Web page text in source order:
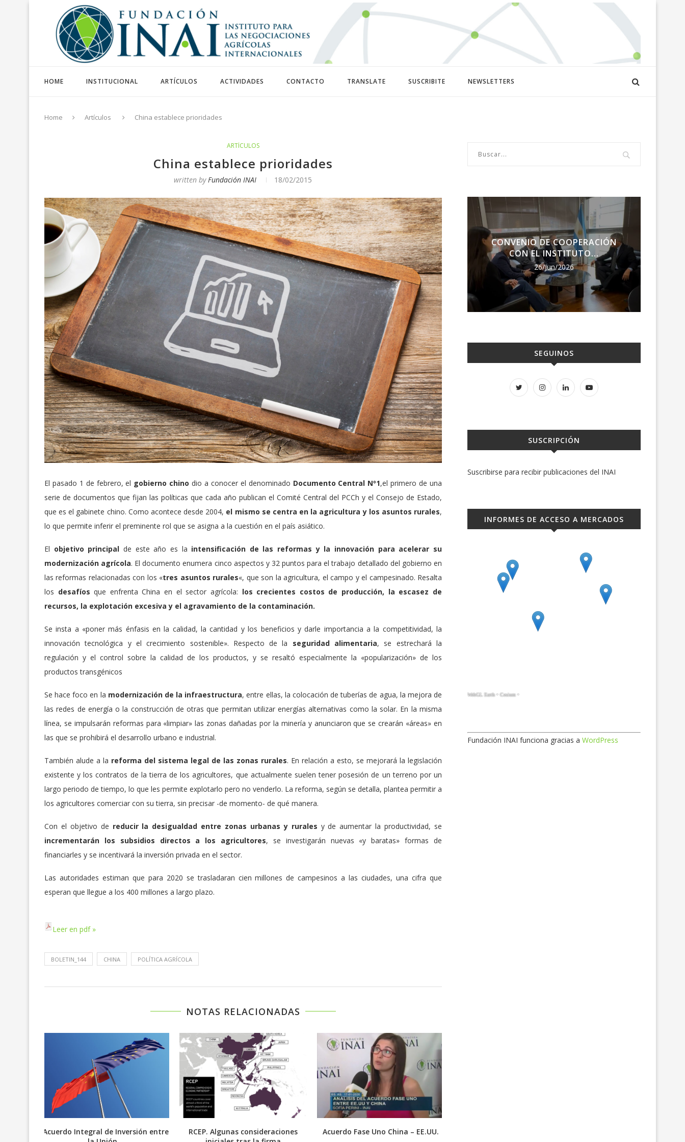
HOME INSTITUCIONAL ARTÍCULOS ACTIVIDADES CONTACTO TRANSLATE SUSCRIBITE NEWSLETTERS
Home Artículos China establece prioridades
ARTÍCULOS
China establece prioridades
written by Fundación INAI 18/02/2015
El pasado 1 de febrero, el gobierno chino dio a conocer el denominado Documento Central Nº1,el primero de una
serie de documentos que fijan las políticas que cada año publican el Comité Central del PCCh y el Consejo de Estado,
que es el gabinete chino. Como acontece desde 2004, el mismo se centra en la agricultura y los asuntos rurales,
lo que permite inferir el preminente rol que se asigna a la cuestión en el país asiático.
El objetivo principal de este año es la intensificación de las reformas y la innovación para acelerar su
modernización agrícola. El documento enumera cinco aspectos y 32 puntos para el trabajo detallado del gobierno en
las reformas relacionadas con los «tres asuntos rurales«, que son la agricultura, el campo y el campesinado. Resalta
los desafíos que enfrenta China en el sector agrícola: los crecientes costos de producción, la escasez de
recursos, la explotación excesiva y el agravamiento de la contaminación.
Se insta a «poner más énfasis en la calidad, la cantidad y los beneficios y darle importancia a la competitividad, la
innovación tecnológica y el crecimiento sostenible». Respecto de la seguridad alimentaria, se estrechará la
regulación y el control sobre la calidad de los productos, y se resaltó especialmente la «popularización» de los
productos transgénicos
Se hace foco en la modernización de la infraestructura, entre ellas, la colocación de tuberías de agua, la mejora de
las redes de energía o la construcción de otras que permitan utilizar energías alternativas como la solar. En la misma
línea, se impulsarán reformas para «limpiar» las zonas dañadas por la minería y anunciaron que se crearán «áreas» en
las que se prohibirá el desarrollo urbano e industrial.
También alude a la reforma del sistema legal de las zonas rurales. En relación a esto, se mejorará la legislación
existente y los contratos de la tierra de los agricultores, que actualmente suelen tener posesión de un terreno por un
largo periodo de tiempo, lo que les permite explotarlo pero no venderlo. La reforma, según se detalla, plantea permitir a
los agricultores comerciar con su tierra, sin precisar -de momento- de qué manera.
Con el objetivo de reducir la desigualdad entre zonas urbanas y rurales y de aumentar la productividad, se
incrementarán los subsidios directos a los agricultores, se investigarán nuevas «y baratas» formas de
financiarles y se incentivará la inversión privada en el sector.
Las autoridades estiman que para 2020 se trasladaran cien millones de campesinos a las ciudades, una cifra que
esperan que llegue a los 400 millones a largo plazo.
Leer en pdf »
BOLETIN_144 CHINA POLÍTICA AGRÍCOLA
NOTAS RELACIONADAS
Acuerdo Integral de Inversión entre
RCEP. Algunas consideraciones
Acuerdo Fase Uno China – EE.UU.
MAXIMILIANO MORENO: EL
REACOMODAMIENTO GLOBAL
Y...
10/Jun/2026
ARGENTINA INICIÓ LA
APLICACIÓN PROVISORIA DEL...
29/Jul/2026
CONVENIO DE COOPERACIÓN
CON EL INSTITUTO...
26/Jun/2026
SEGUINOS
SUSCRIPCIÓN
Suscribirse para recibir publicaciones del INAI
INFORMES DE ACCESO A MERCADOS
Fundación INAI funciona gracias a WordPress